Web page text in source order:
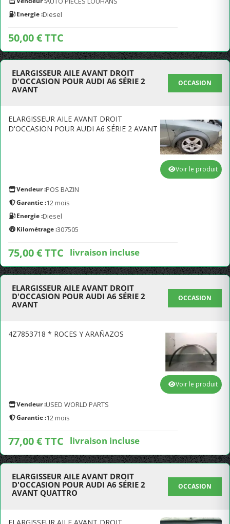
Energie :Diesel
50,00 € TTC
ELARGISSEUR AILE AVANT DROIT
D'OCCASION POUR AUDI A6 SÉRIE 2
AVANT
OCCASION
ELARGISSEUR AILE AVANT DROIT
D'OCCASION POUR AUDI A6 SÉRIE 2 AVANT
Vendeur :POS BAZIN
Garantie :12 mois
Energie :Diesel
Kilométrage :307505
75,00 € TTC livraison incluse
Voir le produit
ELARGISSEUR AILE AVANT DROIT
D'OCCASION POUR AUDI A6 SÉRIE 2
AVANT
OCCASION
4Z7853718 * ROCES Y ARAÑAZOS
Vendeur :USED WORLD PARTS
Garantie :12 mois
77,00 € TTC livraison incluse
Voir le produit
ELARGISSEUR AILE AVANT DROIT
D'OCCASION POUR AUDI A6 SÉRIE 2
AVANT QUATTRO
OCCASION